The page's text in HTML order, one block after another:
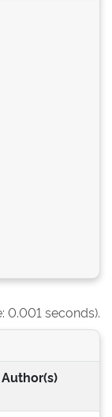
0.001 seconds).
Author(s)